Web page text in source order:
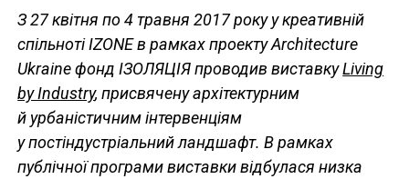
З 27 квітня по 4 травня 2017 року у креативній
спільноті IZONE в рамках проекту Architecture
Ukraine фонд ІЗОЛЯЦІЯ проводив виставкуLiving
by Industry, присвячену архітектурним
й урбаністичним інтервенціям
у постіндустріальний ландшафт. В рамках
публічної програми виставки відбулася низка